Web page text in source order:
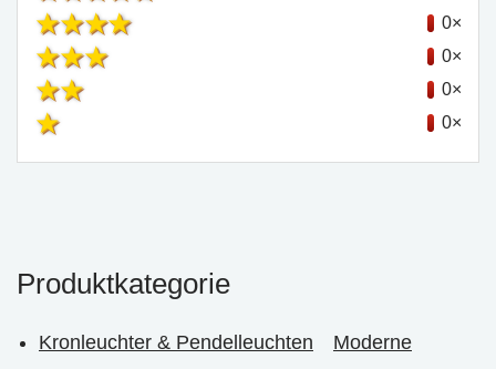
0×
0×
0×
0×
Produktkategorie
Kronleuchter & Pendelleuchten
Moderne